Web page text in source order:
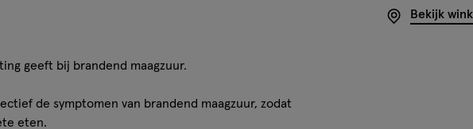
Bekijk
geeft bij brandend maagzuur.
de symptomen van brandend maagzuur, zodat
eten.